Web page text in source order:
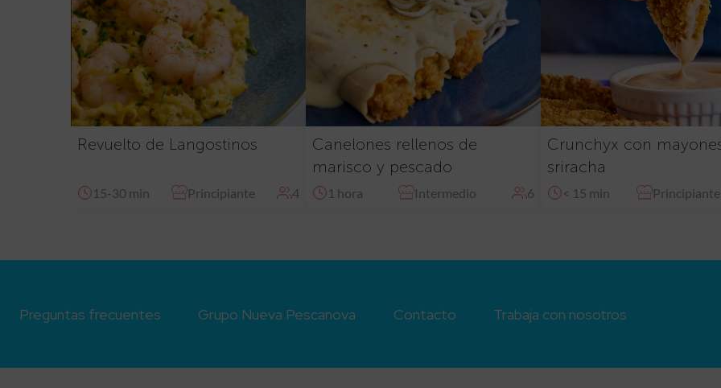
Revuelto de Langostinos
15-30 min Principiante 4
Canelones rellenos de
marisco y pescado
1 hora Intermedio 6
Crunchyx con
sriracha
< 15 min Principiante
Preguntas frecuentes Grupo Nueva Pescanova Contacto Trabaja con nosotros